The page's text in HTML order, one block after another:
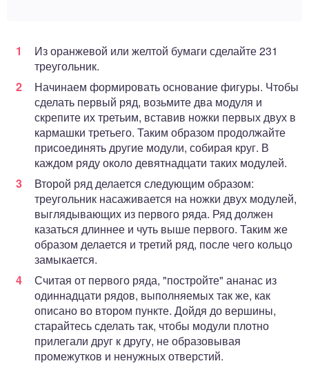
Из оранжевой или желтой бумаги сделайте 231
треугольник.
Начинаем формировать основание фигуры. Чтобы
сделать первый ряд, возьмите два модуля и
скрепите их третьим, вставив ножки первых двух в
кармашки третьего. Таким образом продолжайте
присоединять другие модули, собирая круг. В
каждом ряду около девятнадцати таких модулей.
Второй ряд делается следующим образом:
треугольник насаживается на ножки двух модулей,
выглядывающих из первого ряда. Ряд должен
казаться длиннее и чуть выше первого. Таким же
образом делается и третий ряд, после чего кольцо
замыкается.
Считая от первого ряда, "постройте" ананас из
одиннадцати рядов, выполняемых так же, как
описано во втором пункте. Дойдя до вершины,
старайтесь сделать так, чтобы модули плотно
прилегали друг к другу, не образовывая
промежутков и ненужных отверстий.